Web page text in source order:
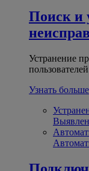
Поиск и
Устранение
Узнать больше